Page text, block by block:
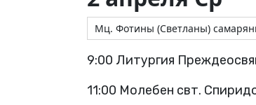
Мц. Фотины (Светланы)
9:00 Литургия
11:00 Молебен свт.